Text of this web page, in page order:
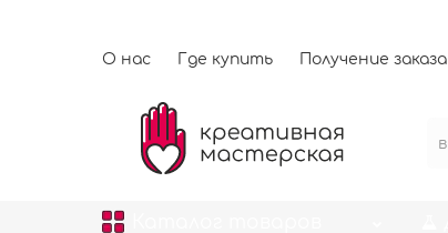
О нас Где купить Получение заказа